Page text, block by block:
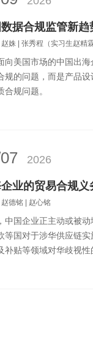
赵姝 | 张秀程（实习生赵精
向美国市场的中国出
规的问题，而是产品
合规问题。
2026
赵德铭 | 赵心铭
中国企业正主动或被
等国对于涉华供应链
补贴等领域对华歧视
些措施要么影响在华企